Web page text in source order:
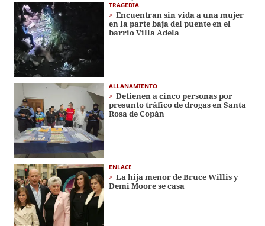
TRAGEDIA
Encuentran sin vida a una mujer
en la parte baja del puente en el
barrio Villa Adela
ALLANAMIENTO
Detienen a cinco personas por
presunto tráfico de drogas en Santa
Rosa de Copán
ENLACE
La hija menor de Bruce Willis y
Demi Moore se casa